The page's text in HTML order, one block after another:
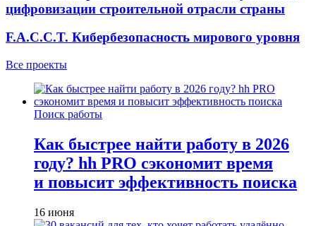
цифровизации строительной отрасли страны
F.A.C.C.T. Кибербезопасность мирового уровня
Все проекты
Поиск работы
Как быстрее найти работу в 2026
году? hh PRO сэкономит время
и повысит эффективность поиска
16 июня